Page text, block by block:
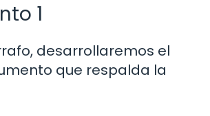
1
desarrollaremos el
que respalda la